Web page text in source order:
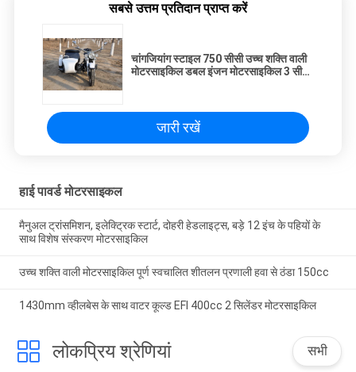
सबसे उत्तम प्रतिदान प्राप्त करें
चांगजियांग स्टाइल 750 सीसी उच्च शक्ति वाली
मोटरसाइकिल डबल इंजन मोटरसाइकिल 3 सीट
जारी रखें
हाई पावर्ड मोटरसाइकल
मैनुअल ट्रांसमिशन, इलेक्ट्रिक स्टार्ट, दोहरी हेडलाइट्स, बड़े 12 इंच के पहियों के
साथ विशेष संस्करण मोटरसाइकिल
उच्च शक्ति वाली मोटरसाइकिल पूर्ण स्वचालित शीतलन प्रणाली हवा से ठंडा 150cc
1430mm व्हीलबेस के साथ वाटर कूल्ड EFI 400cc 2 सिलेंडर मोटरसाइकिल
लोकप्रिय श्रेणियां सभी